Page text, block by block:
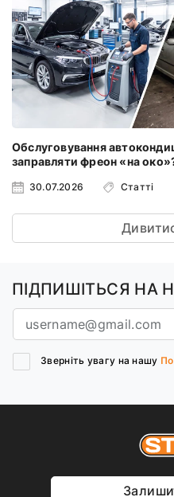
Обслуговування
заправляти фреон «на
30.07.2026 Статті
ПІДПИШІТЬСЯ НА
Зверніть увагу на нашу